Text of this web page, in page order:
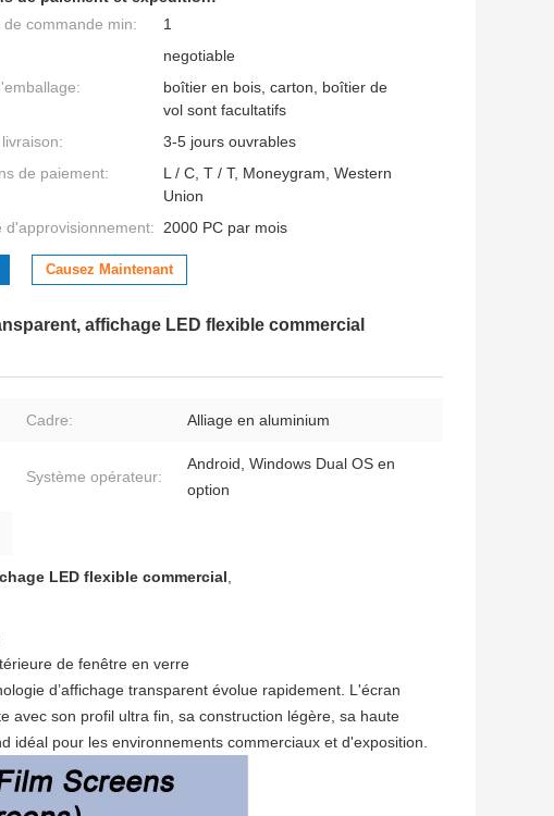
de commande min:
1
negotiable
boîtier en bois, carton, boîtier de
vol sont facultatifs
3-5 jours ouvrables
de paiement:
L / C, T / T, Moneygram, Western
Union
d'approvisionnement: 2000 PC par mois
Causez Maintenant
affichage LED flexible commercial
Cadre: Alliage en aluminium
Système opérateur:
Android, Windows Dual OS en
option
LED flexible commercial,
de fenêtre en verre
d’affichage transparent évolue rapidement. L'écran
avec son profil ultra fin, sa construction légère, sa haute
idéal pour les environnements commerciaux et d'exposition.